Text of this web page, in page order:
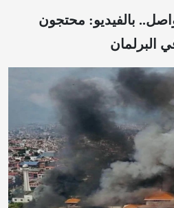
بالفيديو: محتجون
البرلمان